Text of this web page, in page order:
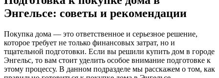
Энгельсе: советы и рекомендации
Покупка дома — это ответственное и серьезное решение,
которое требует не только финансовых затрат, но и
тщательной подготовки. Если вы решили купить дом в городе
Энгельс, то вам стоит уделить особое внимание подготовке к
этому процессу. В данном подразделе мы расскажем о том, как